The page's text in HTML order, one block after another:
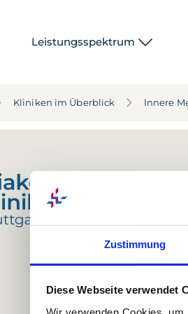
Zustimmung
Diese Webseite verwendet
Leistungsspektrum
Kliniken im Überblick Innere